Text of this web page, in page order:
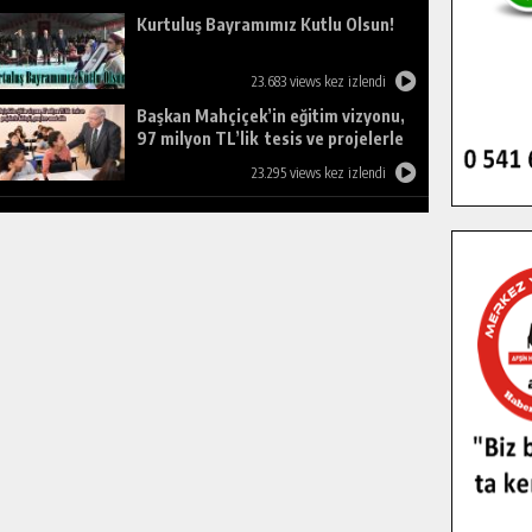
Kurtuluş Bayramımız Kutlu Olsun!
23.683 views kez izlendi
Başkan Mahçiçek’in eğitim vizyonu,
97 milyon TL’lik tesis ve projelerle
23.295 views kez izlendi